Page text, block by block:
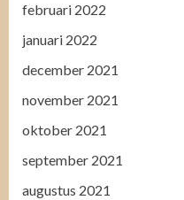
februari 2022
januari 2022
december 2021
november 2021
oktober 2021
september 2021
augustus 2021